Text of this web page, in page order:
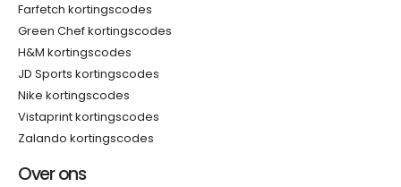
Farfetch kortingscodes
Green Chef kortingscodes
H&M kortingscodes
JD Sports kortingscodes
Nike kortingscodes
Vistaprint kortingscodes
Zalando kortingscodes
Over ons